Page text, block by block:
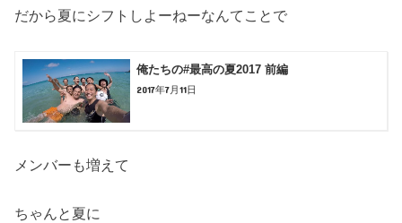
だから夏にシフトしよーねーなんてことで
俺たちの#最高の夏2017 前編
2017年7月11日
メンバーも増えて
ちゃんと夏に